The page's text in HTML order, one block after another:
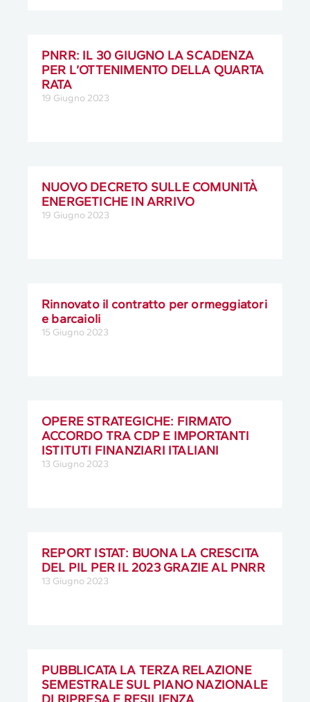
PNRR: IL 30 GIUGNO LA SCADENZA
PER L’OTTENIMENTO DELLA QUARTA
RATA
19 Giugno 2023
NUOVO DECRETO SULLE COMUNITÀ
ENERGETICHE IN ARRIVO
19 Giugno 2023
Rinnovato il contratto per ormeggiatori
e barcaioli
15 Giugno 2023
OPERE STRATEGICHE: FIRMATO
ACCORDO TRA CDP E IMPORTANTI
ISTITUTI FINANZIARI ITALIANI
13 Giugno 2023
REPORT ISTAT: BUONA LA CRESCITA
DEL PIL PER IL 2023 GRAZIE AL PNRR
13 Giugno 2023
PUBBLICATA LA TERZA RELAZIONE
SEMESTRALE SUL PIANO NAZIONALE